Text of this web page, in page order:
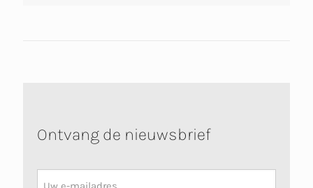
Ontvang de nieuwsbrief